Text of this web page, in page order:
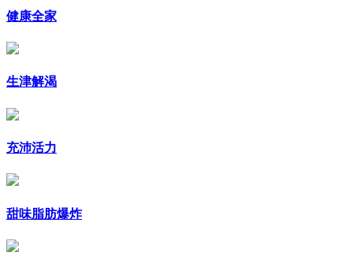
健康全家
生津解渴
充沛活力
甜味脂肪爆炸